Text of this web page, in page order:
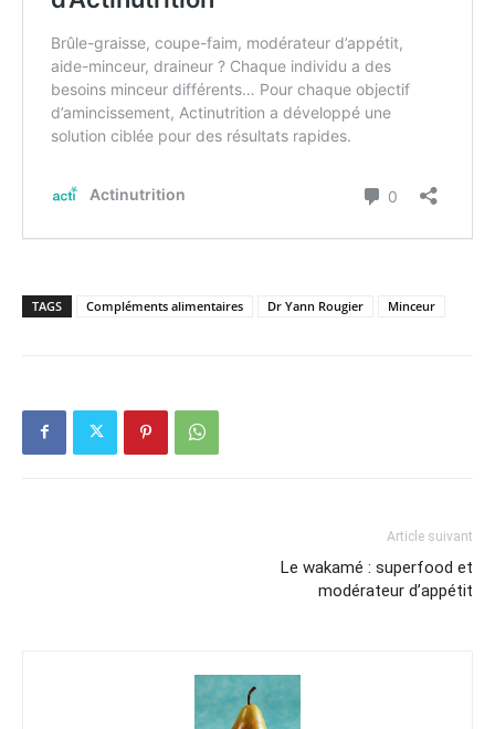
TAGS Compléments alimentaires Dr Yann Rougier Minceur
Article suivant
Le wakamé : superfood et
modérateur d’appétit